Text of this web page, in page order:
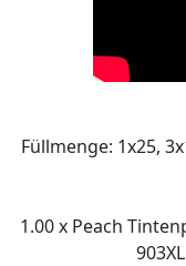
Füllmenge: 1x25,
1.00 x Peach